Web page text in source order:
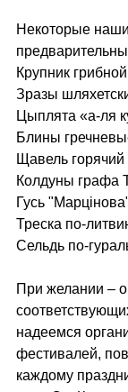
Некоторые
Крупник грибной
Зразы
Цыплята «а-ля
Блины
Щавель
Колдуны графа
Гусь
Треска по-
Сельдь по-
При желании –
надеемся
фестивалей,
каждому